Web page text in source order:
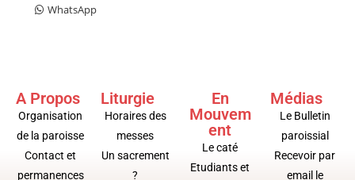
WhatsApp
A Propos
Organisation
de la paroisse
Contact et
permanences
Liturgie
Horaires des
messes
Un sacrement
?
En
Mouvem
ent
Le caté
Etudiants et
Médias
Le Bulletin
paroissial
Recevoir par
email le